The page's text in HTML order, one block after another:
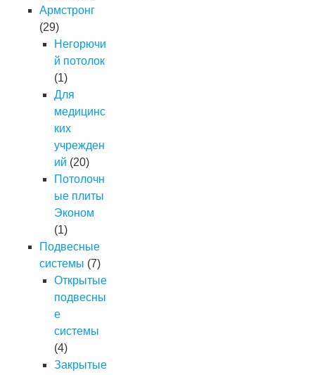
Армстронг
(29)
Негорючи
й потолок
(1)
Для
медицинс
ких
учрежден
ий (20)
Потолочн
ые плиты
Эконом
(1)
Подвесные
системы (7)
Открытые
подвесны
е
системы
(4)
Закрытые